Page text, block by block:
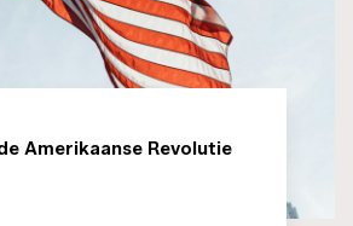
Amerikaanse Revolutie